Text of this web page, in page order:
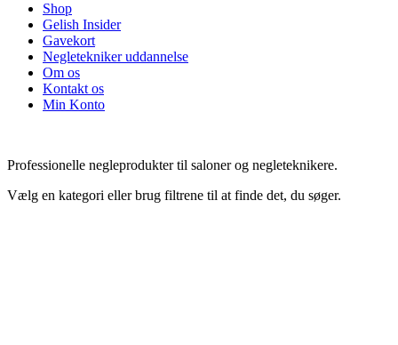
Shop
Gelish Insider
Gavekort
Negletekniker uddannelse
Om os
Kontakt os
Min Konto
Professionelle negleprodukter til saloner og negleteknikere.
Vælg en kategori eller brug filtrene til at finde det, du søger.